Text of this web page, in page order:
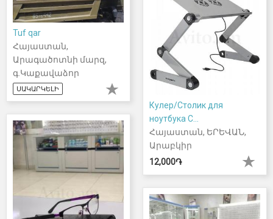
Tuf qar
Հայաստան,
Արագածոտնի մարզ,
գ.Կաքավաձոր
ՍԱԿԱՐԿԵԼԻ
Кулер/Столик для
ноутбука C...
Հայաստան, ԵՐԵՎԱՆ,
Արաբկիր
12,000֏